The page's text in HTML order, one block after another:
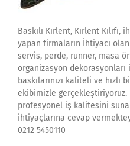
Baskılı Kırlent, Kırlent
yapan firmaların İhtiyacı
servis, perde, runner, masa
organizasyon
baskılarınızı kaliteli ve
ekibimizle gerçekleştiriyoruz.
profesyonel iş kalitesini
ihtiyaçlarına cevap
0212 5450110